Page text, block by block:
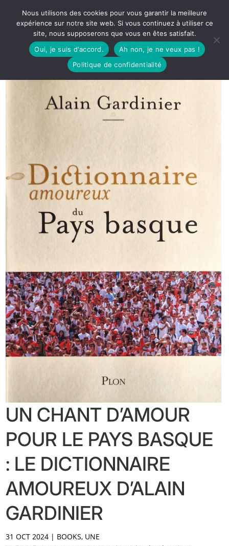
UN CHANT D’AMOUR
POUR LE PAYS BASQUE
: LE DICTIONNAIRE
AMOUREUX D’ALAIN
GARDINIER
31 OCT 2024 | BOOKS, UNE
Nous utilisons des cookies pour vous garantir la meilleure
expérience sur notre site web. Si vous continuez à utiliser ce
site, nous supposerons que vous en êtes satisfait.
Oui, je suis d'accord.
Ah non, je ne veux pas !
Politique de confidentialité